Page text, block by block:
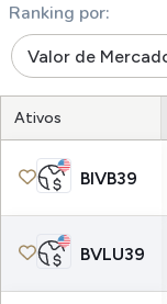
Ranking por:
Valor de
Ativos
BIVB39
BVLU39